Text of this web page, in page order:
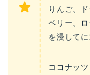
りんご、
ベリー、
を浸してに
ココナッ